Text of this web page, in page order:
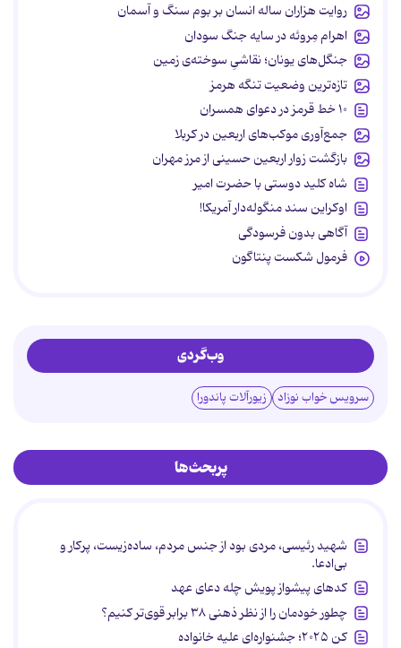
روایت هزاران ساله انسان بر بوم سنگ و آسمان
اهرام مِروئه در سایه جنگ سودان
جنگل‌های یونان؛ نقاشیِ سوخته‌ی زمین
تازه‌ترین وضعیت تنگه هرمز
۱۰ خط قرمز در دعوای همسران
جمع‌آوری موکب‌های اربعین در کربلا
بازگشت زوار اربعین حسینی از مرز مهران
شاه کلید دوستی با حضرت امیر
اوکراین سند منگوله‌دار آمریکا!
آگاهی بدون فرسودگی
فرمول شکست پنتاگون
وب‌گردی
سرویس خواب نوزاد زیورآلات پاندورا
پربحث‌ها
شهید رئیسی، مردی بود از جنس مردم، ساده‌زیست، پرکار و
بی‌ادعا.
کدهای پیشواز پویش چله دعای عهد
چطور خودمان را از نظر ذهنی ۳۸ برابر قوی‌تر کنیم؟
کن ۲۰۲۵؛ جشنواره‌ای علیه خانواده